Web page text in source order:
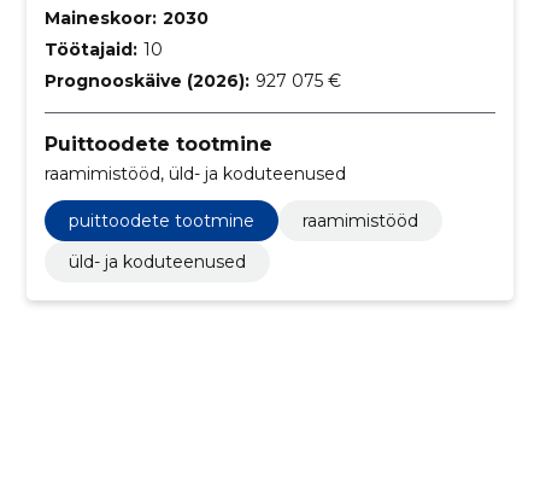
Maineskoor: 2030
Töötajaid: 10
Prognooskäive (2026): 927 075 €
Puittoodete tootmine
raamimistööd, üld- ja koduteenused
puittoodete tootmine
raamimistööd
üld- ja koduteenused